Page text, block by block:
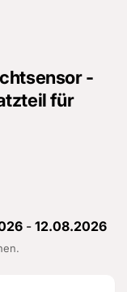
-
für
- 12.08.2026